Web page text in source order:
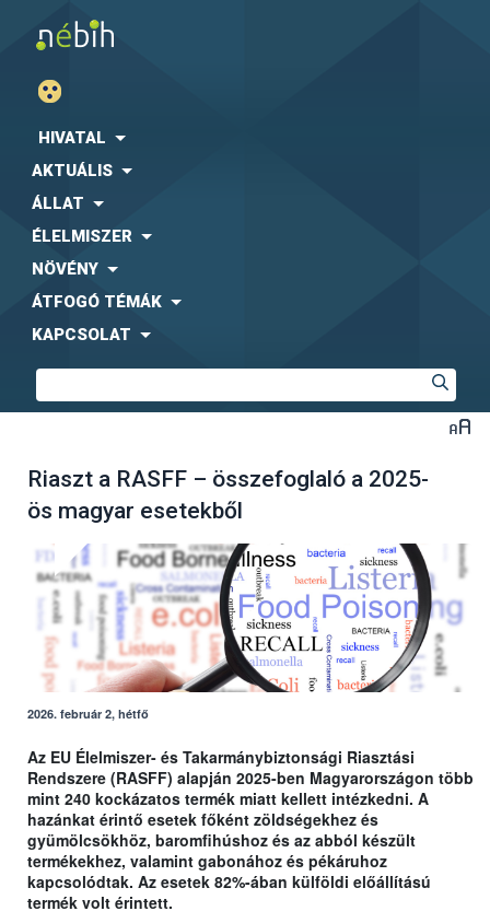
HIVATAL
AKTUÁLIS
ÁLLAT
ÉLELMISZER
NÖVÉNY
ÁTFOGÓ TÉMÁK
KAPCSOLAT
Riaszt a RASFF – összefoglaló a 2025-
ös magyar esetekből
2026. február 2, hétfő
Az EU Élelmiszer- és Takarmánybiztonsági Riasztási
Rendszere (RASFF) alapján 2025-ben Magyarországon több
mint 240 kockázatos termék miatt kellett intézkedni. A
hazánkat érintő esetek főként zöldségekhez és
gyümölcsökhöz, baromfihúshoz és az abból készült
termékekhez, valamint gabonához és pékáruhoz
kapcsolódtak. Az esetek 82%-ában külföldi előállítású
termék volt érintett.